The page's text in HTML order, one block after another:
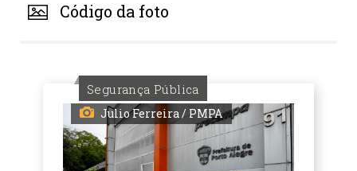
Código da foto
Segurança Pública
Julio Ferreira / PMPA